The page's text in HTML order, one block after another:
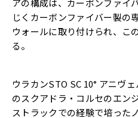
アの構成は、カーボンファイ
じくカーボンファイバー製の
ウォールに取り付けられ、こ
る。
ウラカンSTO SC 10° アニヴ
のスクアドラ・コルセのエン
ストラックでの経験で培った